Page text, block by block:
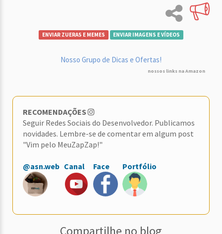
ENVIAR ZUERAS E MEMES ENVIAR IMAGENS E VÍDEOS
Nosso Grupo de Dicas e Ofertas!
nossos links na Amazon
RECOMENDAÇÕES
Seguir Redes Sociais do Desenvolvedor. Publicamos
novidades. Lembre-se de comentar em algum post
"Vim pelo MeuZapZap!"
@asn.web Canal Face Portfólio
Compartilhe no blog